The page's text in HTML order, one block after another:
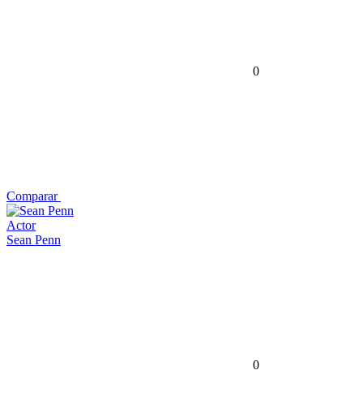
0
Comparar
Actor
Sean Penn
0